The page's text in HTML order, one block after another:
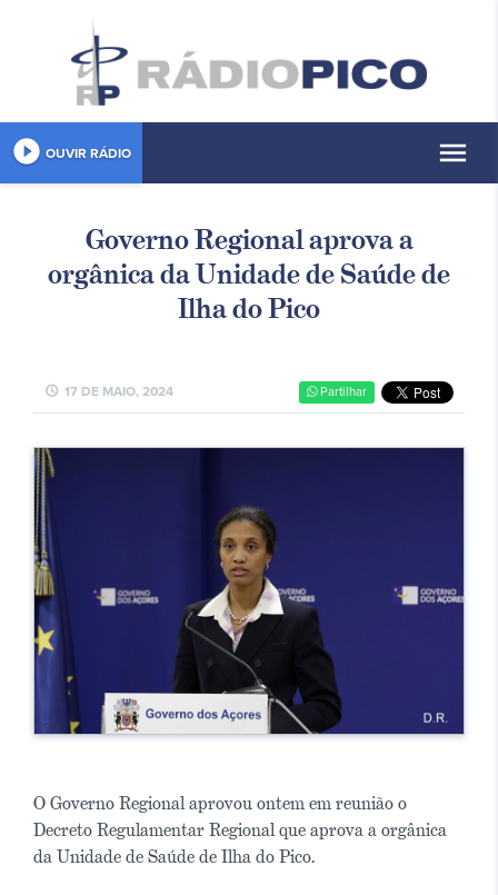
play_circle_filled OUVIR RÁDIO menu
Governo Regional aprova a
orgânica da Unidade de Saúde de
Ilha do Pico
schedule 17 DE MAIO, 2024 Partilhar
O Governo Regional aprovou ontem em reunião o
Decreto Regulamentar Regional que aprova a orgânica
da Unidade de Saúde de Ilha do Pico.